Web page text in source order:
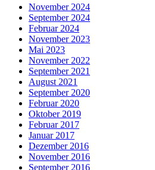
November 2024
September 2024
Februar 2024
November 2023
Mai 2023
November 2022
September 2021
August 2021
September 2020
Februar 2020
Oktober 2019
Februar 2017
Januar 2017
Dezember 2016
November 2016
September 2016